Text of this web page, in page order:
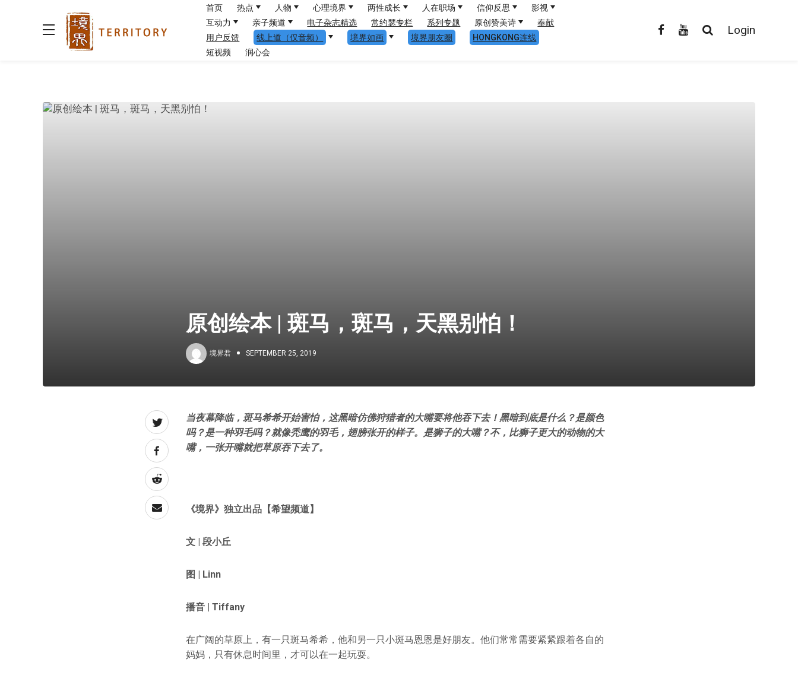
首页 热点 人物 心理境界 两性成长 人在职场 信仰反思
影视
互动力
亲子频道 电子杂志精选 常约瑟专栏 系列专题 原创赞美诗
奉献
用户反馈
线上道（仅音频） 境界如画 境界朋友圈
HONGKONG连线
短视频
润心会
Login
原创绘本 | 斑马，斑马，天黑别怕！
境界君 SEPTEMBER 25, 2019
当夜幕降临，斑马希希开始害怕，这黑暗仿佛狩猎者的大嘴要将他吞下去！黑暗到底是什么？是颜色
吗？是一种羽毛吗？就像秃鹰的羽毛，翅膀张开的样子。是狮子的大嘴？不，比狮子更大的动物的大
嘴，一张开嘴就把草原吞下去了。
《境界》独立出品 【希望频道】
文 | 段小丘
图 | Linn
播音 | Tiffany
在广阔的草原上，有一只斑马希希，他和另一只小斑马恩恩是好朋友。他们常常需要紧紧跟着各自的
妈妈，只有休息时间里，才可以在一起玩耍。